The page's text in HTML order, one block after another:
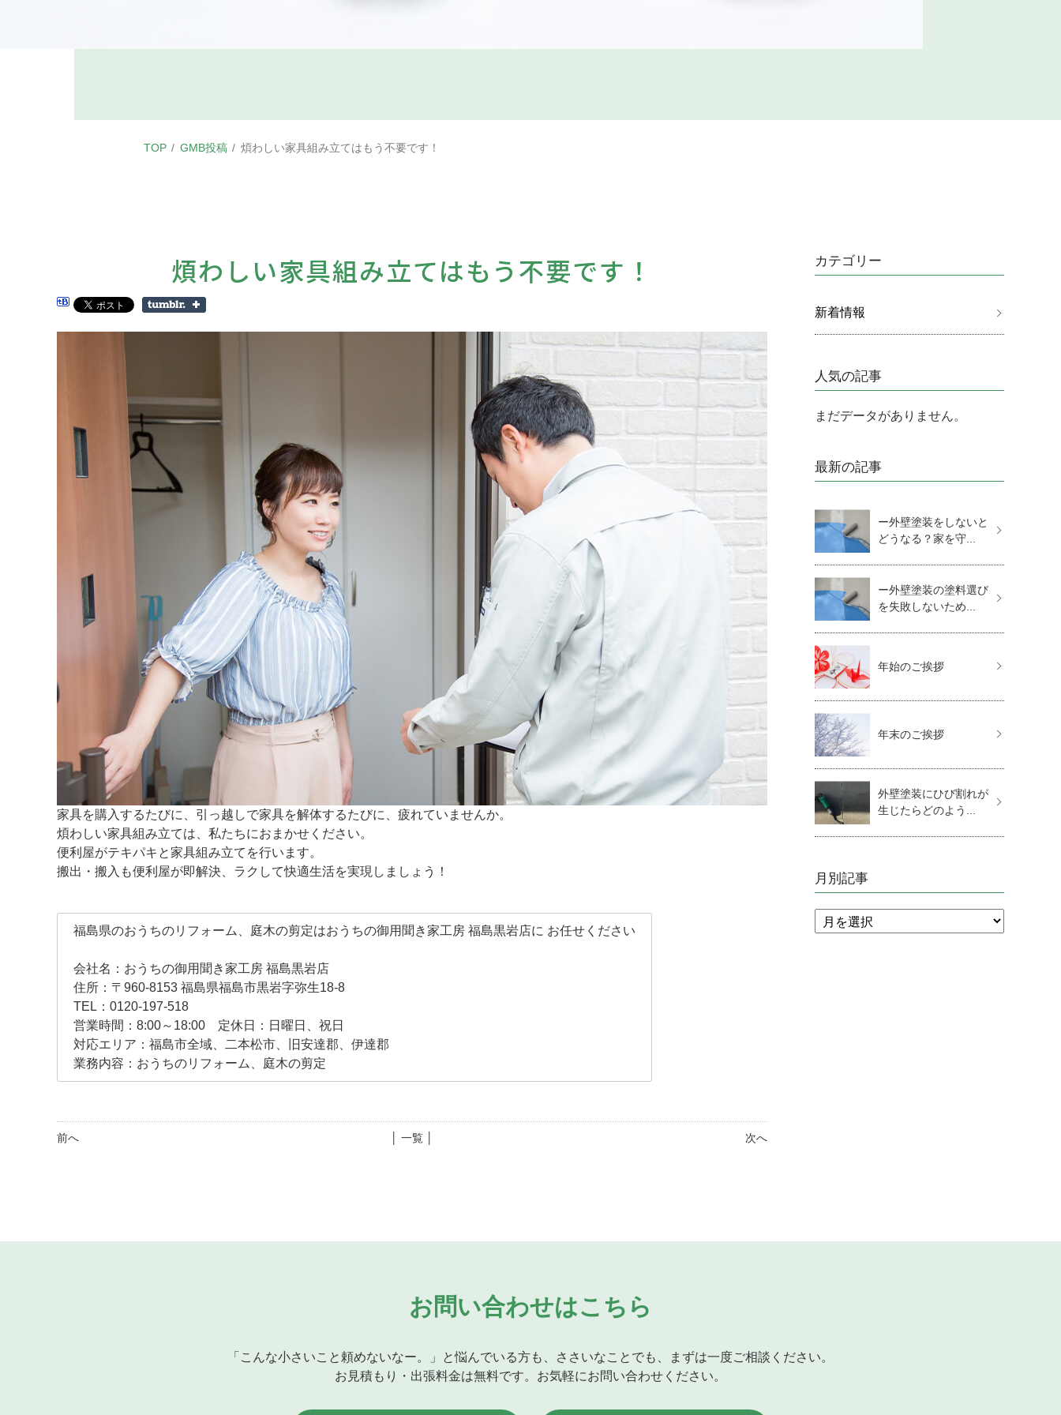
TOP GMB投稿 煩わしい家具組み立てはもう不要です！
煩わしい家具組み立てはもう不要です！
家具を購入するたびに、引っ越しで家具を解体するたびに、疲れていませんか。
煩わしい家具組み立ては、私たちにおまかせください。
便利屋がテキパキと家具組み立てを行います。
搬出・搬入も便利屋が即解決、ラクして快適生活を実現しましょう！
福島県のおうちのリフォーム、庭木の剪定はおうちの御用聞き家工房 福島黒岩店に お任せください
会社名：おうちの御用聞き家工房 福島黒岩店
住所：〒960-8153 福島県福島市黒岩字弥生18-8
TEL：0120-197-518
営業時間：8:00～18:00 定休日：日曜日、祝日
対応エリア：福島市全域、二本松市、旧安達郡、伊達郡
業務内容：おうちのリフォーム、庭木の剪定
前へ 次へ
│ 一覧 │
カテゴリー
新着情報
人気の記事
まだデータがありません。
最新の記事
ー外壁塗装をしないと
どうなる？家を守...
ー外壁塗装の塗料選び
を失敗しないため...
年始のご挨拶
年末のご挨拶
外壁塗装にひび割れが
生じたらどのよう...
月別記事
お問い合わせはこちら
「こんな小さいこと頼めないなー。」と悩んでいる方も、ささいなことでも、まずは一度ご相談ください。
お見積もり・出張料金は無料です。お気軽にお問い合わせください。